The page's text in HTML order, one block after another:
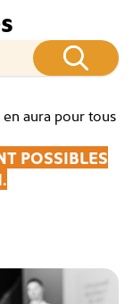
aura pour tous
POSSIBLES